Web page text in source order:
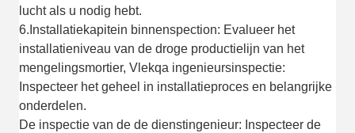
luchtals u nodig hebt.
6. Installatiekapitein binnenspection: Evalueer het
installatieniveau van de droge productielijn van het
mengelingsmortier, Vlekqa ingenieursinspectie:
Inspecteer het geheel in installatieproces en belangrijke
onderdelen.
De inspectie van de de dienstingenieur: Inspecteer de